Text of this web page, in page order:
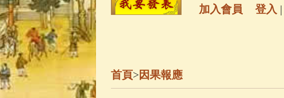
善財童子五十三參
加入會員 登入 |
首頁>因果報應